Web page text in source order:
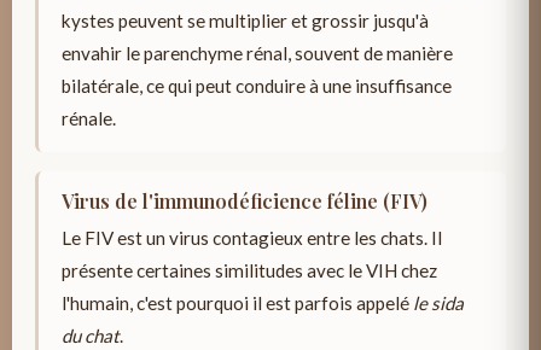
kystes peuvent se multiplier et grossir jusqu'à
envahir le parenchyme rénal, souvent de manière
bilatérale, ce qui peut conduire à une insuffisance
rénale.
Virus de l'immunodéficience féline (FIV)
Le FIV est un virus contagieux entre les chats. Il
présente certaines similitudes avec le VIH chez
l'humain, c'est pourquoi il est parfois appelé le sida
du chat.